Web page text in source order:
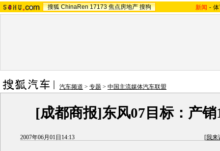
搜狐 ChinaRen 17173 焦点房地产 搜狗 新闻 -
汽车频道 > 专题 > 中国主流媒体汽车联盟
[成都商报]东风07目标：产销
2007年06月01日14:13 [我来